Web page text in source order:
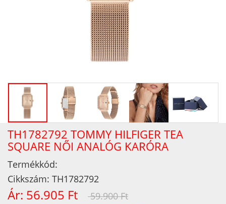
TH1782792 TOMMY HILFIGER TEA
SQUARE NŐI ANALÓG KARÓRA
Termékkód:
Cikkszám: TH1782792
Ár: 56.905 Ft 59.900 Ft